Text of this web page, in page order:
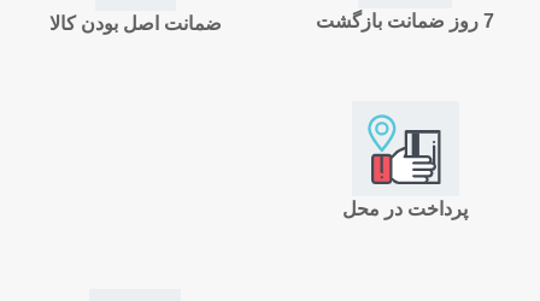
ضمانت اصل بودن کالا 7 روز ضمانت بازگشت
پرداخت در محل